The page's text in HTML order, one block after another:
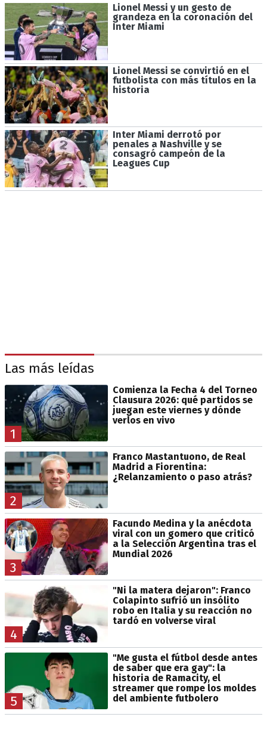
Lionel Messi y un gesto de
grandeza en la coronación del
Inter Miami
Lionel Messi se convirtió en el
futbolista con más títulos en la
historia
Inter Miami derrotó por
penales a Nashville y se
consagró campeón de la
Leagues Cup
Las más leídas
1
Comienza la Fecha 4 del Torneo
Clausura 2026: qué partidos se
juegan este viernes y dónde
verlos en vivo
2
Franco Mastantuono, de Real
Madrid a Fiorentina:
¿Relanzamiento o paso atrás?
3
Facundo Medina y la anécdota
viral con un gomero que criticó
a la Selección Argentina tras el
Mundial 2026
4
"Ni la matera dejaron": Franco
Colapinto sufrió un insólito
robo en Italia y su reacción no
tardó en volverse viral
5
"Me gusta el fútbol desde antes
de saber que era gay": la
historia de Ramacity, el
streamer que rompe los moldes
del ambiente futbolero